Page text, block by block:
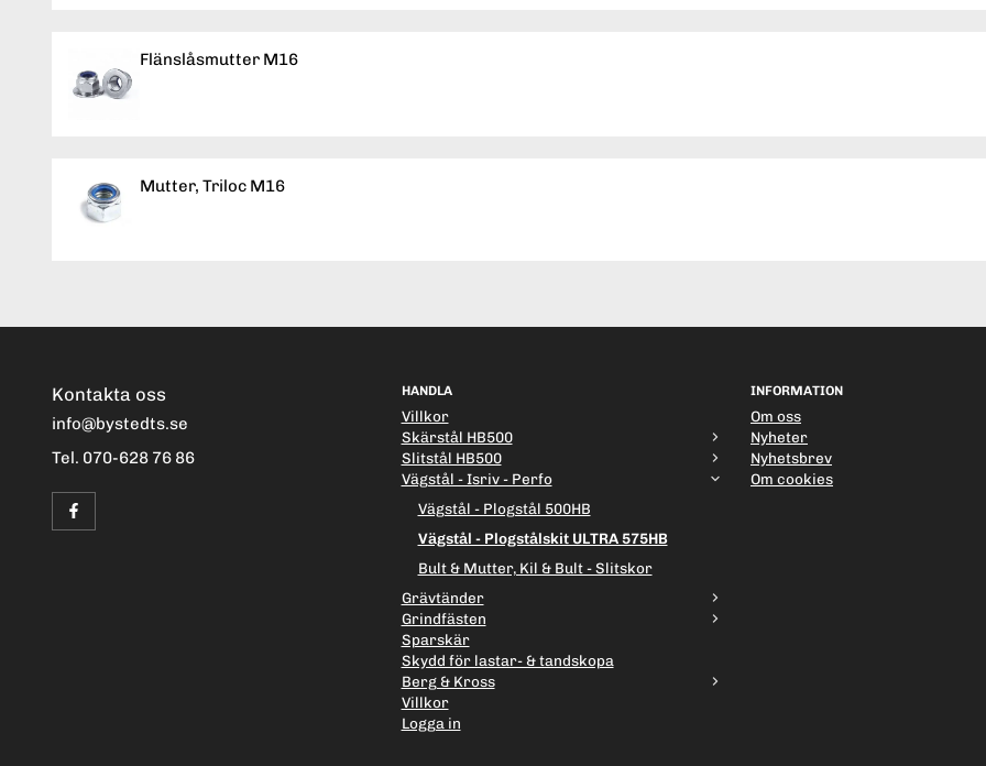
Flänslåsmutter M16
Mutter, Triloc M16
Kontakta oss
info@bystedts.se
Tel. 070-628 76 86
HANDLA
Villkor
Skärstål HB500
Slitstål HB500
Vägstål - Isriv - Perfo
Vägstål - Plogstål 500HB
Vägstål - Plogstålskit ULTRA 575HB
Bult & Mutter, Kil & Bult - Slitskor
Grävtänder
Grindfästen
Sparskär
Skydd för lastar- & tandskopa
Berg & Kross
Villkor
Logga in
INFORMATION
Om oss
Nyheter
Nyhetsbrev
Om cookies